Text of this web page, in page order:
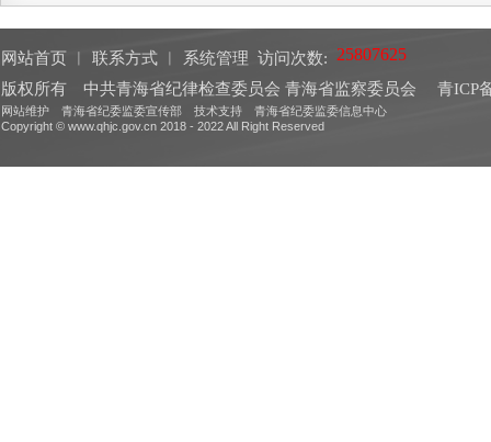
网站首页 联系方式 系统管理 访问次数:
版权所有 中共青海省纪律检查委员会 青海省监察委员会
青ICP
网站维护 青海省纪委监委宣传部 技术支持 青海省纪委监委信息中心
Copyright © www.qhjc.gov.cn 2018 - 2022 All Right Reserved